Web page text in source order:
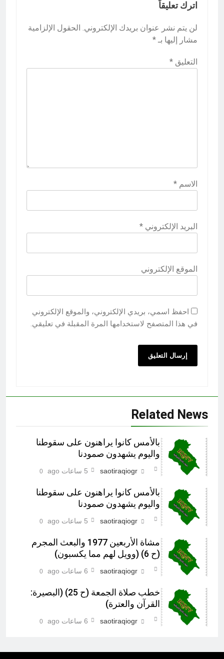
اترك تعليقاً
لن يتم نشر عنوان بريدك الإلكتروني. الحقول الإلزامية
مشار إليها بـ *
التعليق *
الاسم *
البريد الإلكتروني *
الموقع الإلكتروني
احفظ اسمي، بريدي الإلكتروني، والموقع الإلكتروني
في هذا المتصفح لاستخدامها المرة المقبلة في تعليقي.
Related News
بالأمس كانوا يراهنون على سقوطنا
واليوم يشهدون صمودنا
saotiraqiogr 5 ساعات ago 0
بالأمس كانوا يراهنون على سقوطنا
واليوم يشهدون صمودنا
saotiraqiogr 5 ساعات ago 0
مشاة الأربعين 1977 والبعث المجرم
(ح 6) (وويل لهم مما يكسبون)
saotiraqiogr 6 ساعات ago 0
خطب صلاة الجمعة (ح 25) (البصيرة:
القرآن والعترة)
saotiraqiogr 6 ساعات ago 0